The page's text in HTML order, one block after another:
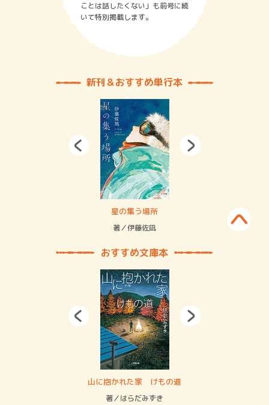
ことは話したくない」も前号に続
いて特別掲載します。
新刊＆おすすめ単行本
星の集う場所
著／伊藤佐凪
おすすめ文庫本
山に抱かれた家 けもの道
著／はらだみずき